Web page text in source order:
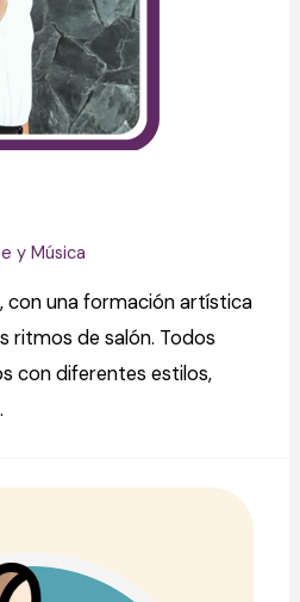
y Música
con una formación artística
ritmos de salón. Todos
con diferentes estilos,